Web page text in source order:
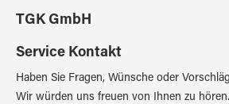
TGK GmbH
Service Kontakt
Haben Sie Fragen, Wünsche oder
Wir würden uns freuen von Ihnen zu hören.